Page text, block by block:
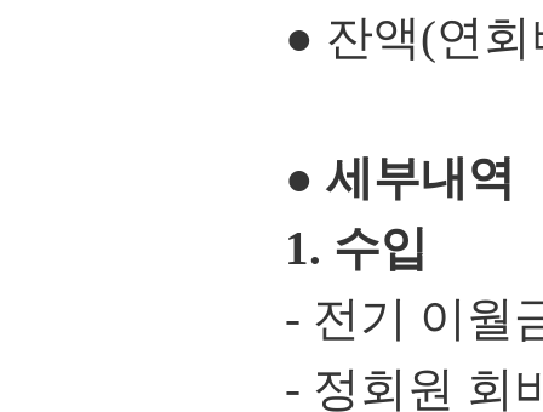
● 잔액(연회
● 세부내역
1. 수입
- 전기 이월
- 정회원 회